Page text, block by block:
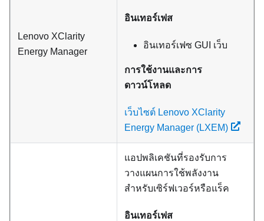
Lenovo XClarity
Energy Manager
อินเทอร์เฟส
อินเทอร์เฟซ GUI เว็บ
การใช้งานและการ
ดาวน์โหลด
เว็บไซต์ Lenovo XClarity
Energy Manager (LXEM)
แอปพลิเคชันที่รองรับการ
วางแผนการใช้พลังงาน
สำหรับเซิร์ฟเวอร์หรือแร็ค
อินเทอร์เฟส